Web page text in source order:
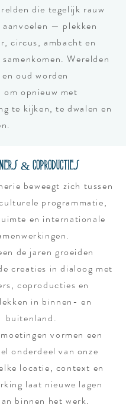
die tegelijk rauw
— plekken
circus, ambacht en
Werelden
oud worden
om opnieuw met
te kijken, te dwalen en
& coproducties
beweegt zich tussen
programmatie,
en internationale
de jaren groeiden
creaties in dialoog met
coproducties en
in binnen- en
buitenland.
vormen een
onderdeel van onze
locatie, context en
laat nieuwe lagen
binnen het werk.